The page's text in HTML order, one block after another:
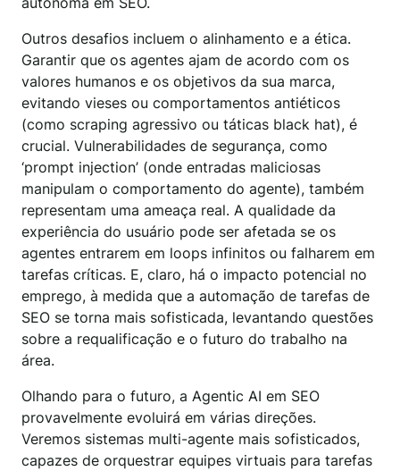
Outros desafios incluem o alinhamento e a ética.
Garantir que os agentes ajam de acordo com os
valores humanos e os objetivos da sua marca,
evitando vieses ou comportamentos antiéticos
(como scraping agressivo ou táticas black hat), é
crucial. Vulnerabilidades de segurança, como
‘prompt injection’ (onde entradas maliciosas
manipulam o comportamento do agente), também
representam uma ameaça real. A qualidade da
experiência do usuário pode ser afetada se os
agentes entrarem em loops infinitos ou falharem em
tarefas críticas. E, claro, há o impacto potencial no
emprego, à medida que a automação de tarefas de
SEO se torna mais sofisticada, levantando questões
sobre a requalificação e o futuro do trabalho na
área.
Olhando para o futuro, a Agentic AI em SEO
provavelmente evoluirá em várias direções.
Veremos sistemas multi-agente mais sofisticados,
capazes de orquestrar equipes virtuais para tarefas